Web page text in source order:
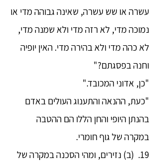
עשרה או שש עשרה, שאינה גבוהה מדי או
נמוכה מדי, לא רזה מדי ולא שמנה מדי,
לא כהה מדי ולא בהירה מדי. האין יופיה
וחנהּ בפסגתם?"
"כן, אדוני המכובד."
"כעת, ההנאה והתענוג העולים באדם
בהנתן היופי והחן הללו הם ההטבה
במקרה של גוף חומרי.
19. (ב) נזירים, ומהי הסכנה במקרה של